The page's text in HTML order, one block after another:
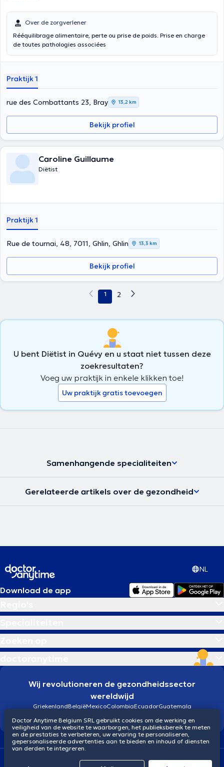
Over de zorgverlener
Rééquilibrage alimentaire, perte ou prise de poids. Prise en charge
de toutes pathologies associées
Praktijk 1
rue des Combattants 23, Bray 13,2 km
Bekijk profiel
Caroline Guillaume
Diëtist
Praktijk 1
Rue de tournai, 48, 7011, Ghlin, Ghlin 13,3 km
Bekijk profiel
1 2
U bent Diëtist in Quévy en u staat niet tussen deze
zoekresultaten?
Voeg uw praktijk in enkele klikken toe!
Uw praktijk gratis toevoegen
Samenhangende specialiteiten
Gerelateerde artikels over de gezondheid
NL
Download de app
Wij revolutioneren de gezondheidssector
wereldwijd
GriekenlandBelgiëMexicoColombiaEcuadorGuatemala
Algemene voorwaardenCookiesPrivacybeleid
Doctor Anytime Belgium SRL gebruikt cookies om de werking en
veiligheid van de website te waarborgen, het publieksbereik te meten
en de prestaties te verbeteren, uw ervaring te personaliseren,
gepersonaliseerde advertenties aan te bieden en inhoud of diensten
van derden te integreren.